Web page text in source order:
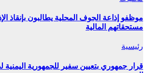
موظفو إذاعة الجوف المحلية يطالبون بإنقاذ
مستحقاتهم المالية
رئيسية
قرار جمهوري بتعيين سفير للجمهورية اليمنية